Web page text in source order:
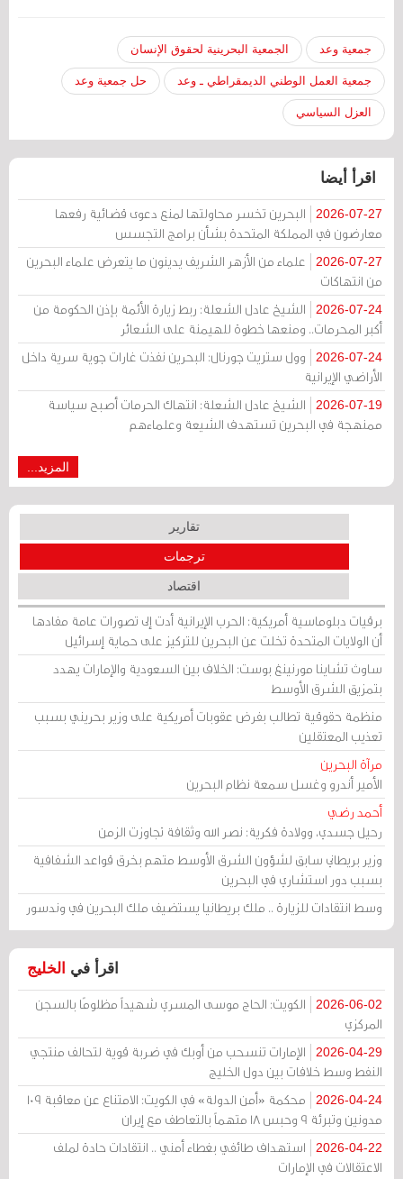
جمعية وعد الجمعية البحرينية لحقوق الإنسان
جمعية العمل الوطني الديمقراطي ـ وعد حل جمعية وعد
العزل السياسي
اقرأ أيضا
2026-07-27
البحرين تخسر محاولتها لمنع دعوى قضائية رفعها
معارضون في المملكة المتحدة بشأن برامج التجسس
2026-07-27
علماء من الأزهر الشريف يدينون ما يتعرض علماء البحرين
من انتهاكات
2026-07-24
الشيخ عادل الشعلة: ربط زيارة الأئمة بإذن الحكومة من
أكبر المحرمات.. ومنعها خطوة للهيمنة على الشعائر
2026-07-24
وول ستريت جورنال: البحرين نفذت غارات جوية سرية داخل
الأراضي الإيرانية
2026-07-19
الشيخ عادل الشعلة: انتهاك الحرمات أصبح سياسة
ممنهجة في البحرين تستهدف الشيعة وعلماءهم
المزيد...
تقارير
ترجمات
اقتصاد
برقيات دبلوماسية أمريكية: الحرب الإيرانية أدت إلى تصورات عامة مفادها
أن الولايات المتحدة تخلت عن البحرين للتركيز على حماية إسرائيل
ساوث تشاينا مورنينغ بوست: الخلاف بين السعودية والإمارات يهدد
بتمزيق الشرق الأوسط
منظمة حقوقية تطالب بفرض عقوبات أمريكية على وزير بحريني بسبب
تعذيب المعتقلين
مرآة البحرين
الأمير أندرو وغسل سمعة نظام البحرين
أحمد رضي
رحيل جسدي، وولادة فكرية: نصر الله وثقافة تجاوزت الزمن
وزير بريطاني سابق لشؤون الشرق الأوسط متهم بخرق قواعد الشفافية
بسبب دور استشاري في البحرين
وسط انتقادات للزيارة .. ملك بريطانيا يستضيف ملك البحرين في وندسور
اقرأ في الخليج
2026-06-02
الكويت: الحاج موسى المسري شهيداً مظلومًا بالسجن
المركزي
2026-04-29
الإمارات تنسحب من أوبك في ضربة قوية لتحالف منتجي
النفط وسط خلافات بين دول الخليج
2026-04-24
محكمة «أمن الدولة» في الكويت: الامتناع عن معاقبة 109
مدونين وتبرئة 9 وحبس 18 متهماً بالتعاطف مع إيران
2026-04-22
استهداف طائفي بغطاء أمني .. انتقادات حادة لملف
الاعتقالات في الإمارات